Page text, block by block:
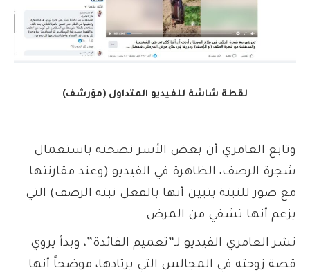
لقطة شاشة للفيديو المتداول (مؤرشف)
وتابع العامري أن بعض الأسر نصحته باستعمال
شجرة الرصف، الظاهرة في الفيديو (وعند مقارنتها
مع صور للنبتة يتبين أنها بالفعل نبتة الرصف) التي
يزعم أنها تشفي من المرض.
نشر العامري الفيديو لـ”تعميم الفائدة”، وبدأ يروي
قصة زوجته في المجالس التي يرتادها، موضحاً أنها